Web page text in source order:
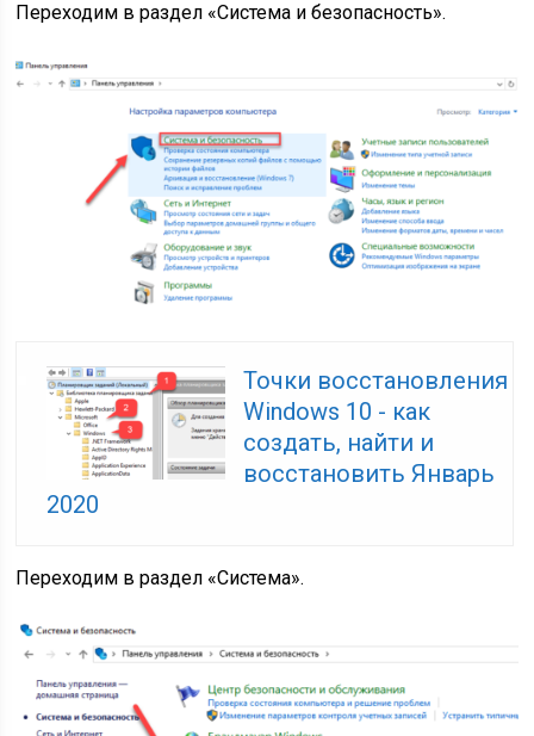
Переходим в раздел «Система и безопасность».
Точки восстановления
Windows 10 - как
создать, найти и
восстановить Январь
2020
Переходим в раздел «Система».